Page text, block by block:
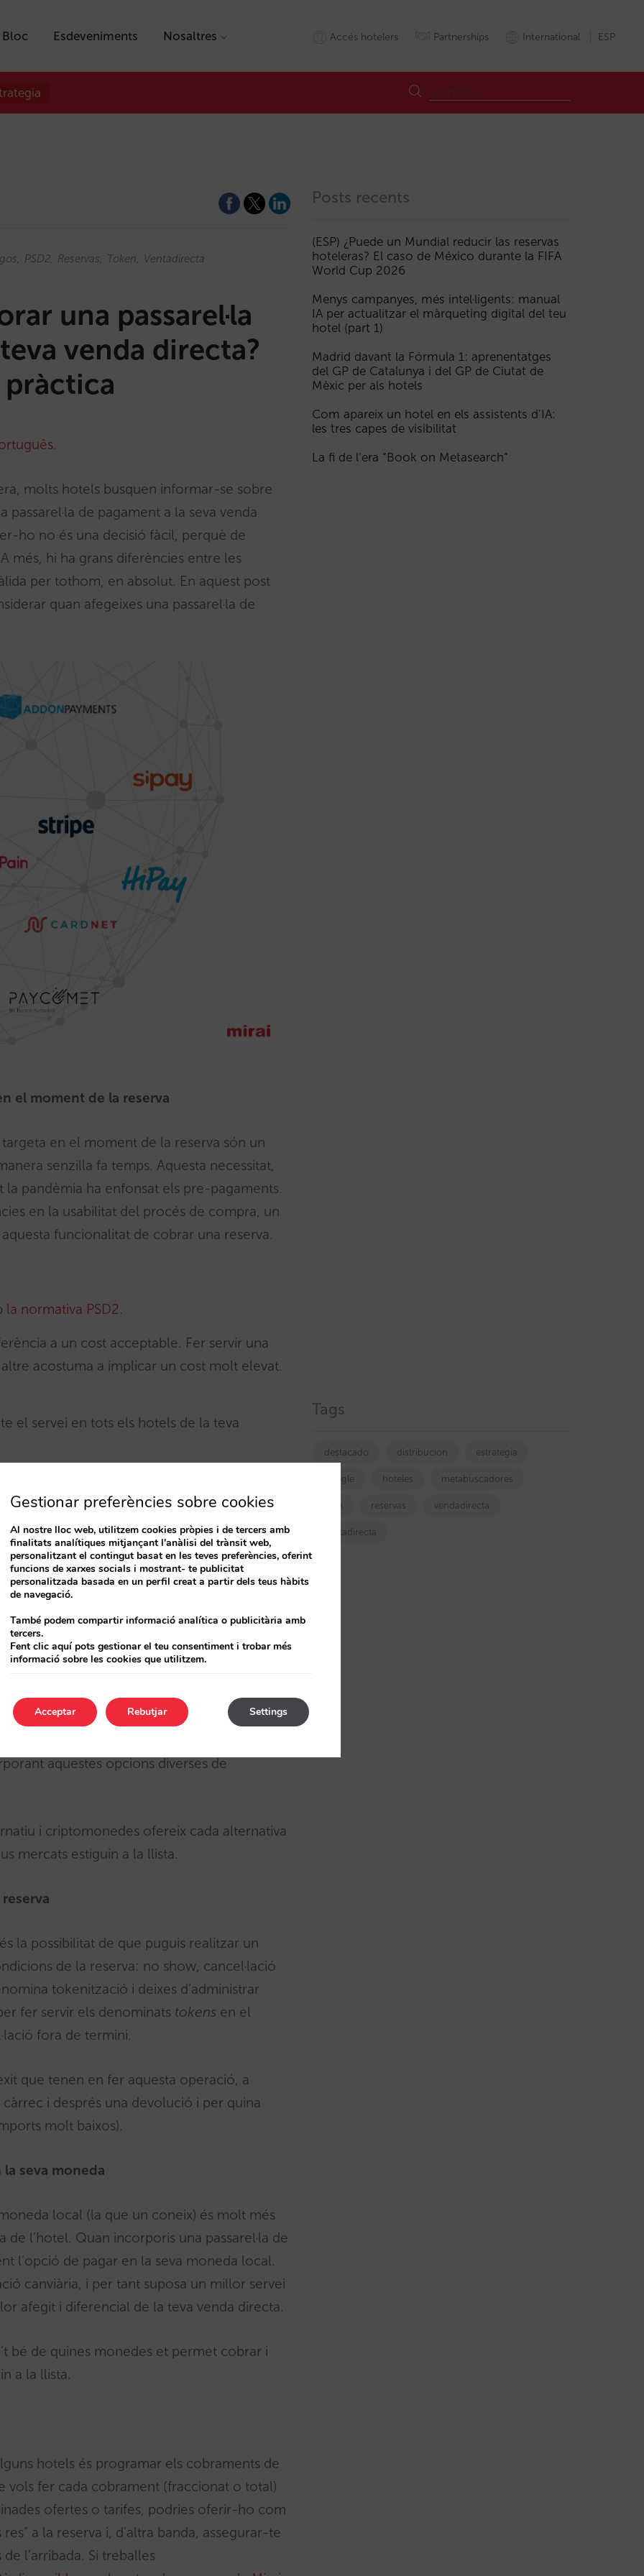
Bloc Esdeveniments Nosaltres Accés hotelers Partnerships International ESP
PSD2 Reservas Token Ventadirecta
una passarel·la
venda directa?
molts hotels busquen informar-se sobre
de pagament a la seva venda
ho no és una decisió fàcil, perquè de
més, hi ha grans diferències entre les
per tothom, en absolut. En aquest post
quan afegeixes una passarel·la de
el moment de la reserva
en el moment de la reserva són un
senzilla fa temps. Aquesta necessitat,
pandèmia ha enfonsat els pre-pagaments.
en la usabilitat del procés de compra, un
funcionalitat de cobrar una reserva.
la normativa PSD2.
a un cost acceptable. Fer servir una
acostuma a implicar un cost molt elevat.
el servei en tots els hotels de la teva
i criptomonedes
Amazon Pay… cada cop estan més esteses
tradicionals targetes de crèdit. Són el
del mòbil, també cada cop més nombroses.
populars que podrien ser molt
dels teus clients. De la mateixa
amb bitcoins i altres
enllà de la targeta de crèdit millorarà el
la teva conversió i et permetrà
aquestes opcions diverses de
i criptomonedes ofereix cada alternativa
mercats estiguin a la llista.
la possibilitat de que puguis realitzar un
de la reserva: no show, cancel·lació
tokenització i deixes d’administrar
fer servir els denominats tokens en el
fora de termini.
que tenen en fer aquesta operació, a
i després una devolució i per quina
molt baixos).
seva moneda
local (la que un coneix) és molt més
l’hotel. Quan incorporis una passarel·la de
l’opció de pagar en la seva moneda local.
canviària, i per tant suposa un millor servei
afegit i diferencial de la teva venda directa.
bé de quines monedes et permet cobrar i
a la llista.
hotels és programar els cobraments de
vols fer cada cobrament (fraccionat o total)
ofertes o tarifes, podries oferir-ho com
a la reserva i, d’altra banda, assegurar-te
l’arribada. Si treballes
Posts recents
(ESP) ¿Puede un Mundial reducir las reservas
hoteleras? El caso de México durante la FIFA
World Cup 2026
Menys campanyes, més intel·ligents: manual
IA per actualitzar el màrqueting digital del teu
hotel (part 1)
Madrid davant la Fórmula 1: aprenentatges
del GP de Catalunya i del GP de Ciutat de
Mèxic per als hotels
Com apareix un hotel en els assistents d’IA:
les tres capes de visibilitat
La fi de l’era “Book on Metasearch”
Tags
destacado distribucion estrategia
google hoteles metabuscadores
OTA reservas vendadirecta
ventadirecta
Gestionar preferències sobre cookies
Al nostre lloc web, utilitzem cookies pròpies i de tercers amb
finalitats analítiques mitjançant l'anàlisi del trànsit web,
personalitzant el contingut basat en les teves preferències, oferint
funcions de xarxes socials i mostrant- te publicitat
personalitzada basada en un perfil creat a partir dels teus hàbits
de navegació.
També podem compartir informació analítica o publicitària amb
tercers.
Fent clic aquí pots gestionar el teu consentiment i trobar més
informació sobre les cookies que utilitzem.
Acceptar Settings
Rebutjar